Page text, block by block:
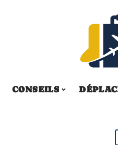
CONSEILS